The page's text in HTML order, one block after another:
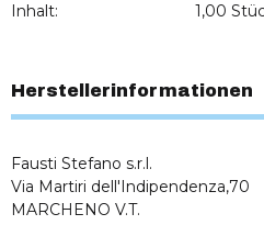
Inhalt: 1,00
Herstellerinformationen
Fausti Stefano s.r.l.
Via Martiri dell'Indipendenza,70
MARCHENO V.T.